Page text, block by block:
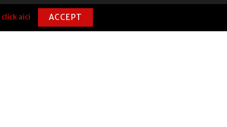
click aici ACCEPT